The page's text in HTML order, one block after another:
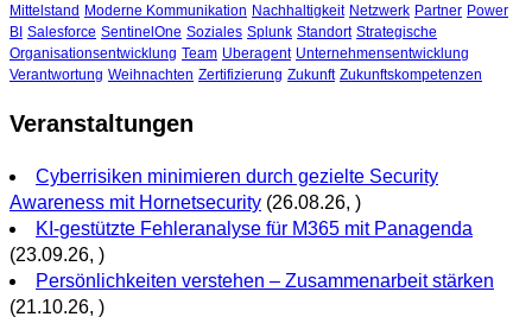
Mittelstand Moderne Kommunikation Nachhaltigkeit Netzwerk Partner Power
BI Salesforce SentinelOne Soziales Splunk Standort Strategische
Organisationsentwicklung Team Uberagent Unternehmensentwicklung
Verantwortung Weihnachten Zertifizierung Zukunft Zukunftskompetenzen
Veranstaltungen
Cyberrisiken minimieren durch gezielte Security
Awareness mit Hornetsecurity (26.08.26, )
KI-gestützte Fehleranalyse für M365 mit Panagenda
(23.09.26, )
Persönlichkeiten verstehen – Zusammenarbeit stärken
(21.10.26, )